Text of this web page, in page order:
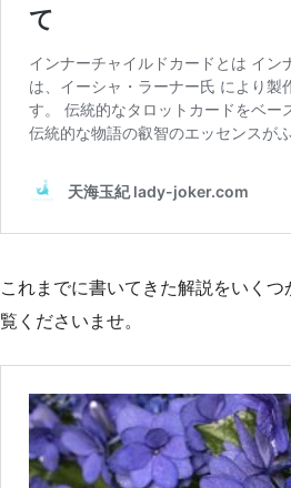
これまでに書いてきた解説をいく
覧くださいませ。